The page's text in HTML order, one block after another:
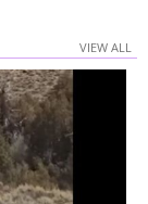
VIEW ALL